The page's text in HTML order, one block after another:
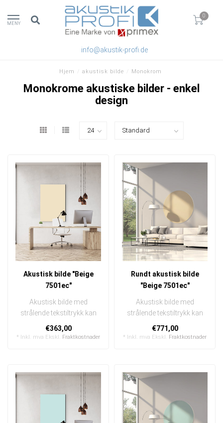
MENY
0
info@akustik-profi.de
Hjem akustisk bilde Monokrom
Monokrome akustiske bilder - enkel
design
Akustisk bilde "Beige
7501ec"
Akustisk bilde med
strålende tekstiltrykk kan
raskt og enkelt byttes ut
I en e..
€363,00
* Inkl. mva Ekskl. Fraktkostnader
Rundt akustisk bilde
"Beige 7501ec"
Akustisk bilde med
strålende tekstiltrykk kan
raskt og enkelt byttes ut
I en ..
€771,00
* Inkl. mva Ekskl. Fraktkostnader